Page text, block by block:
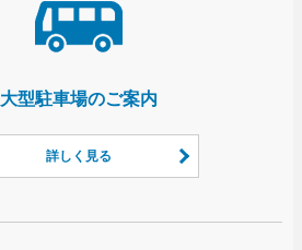
大型駐車場のご案内
詳しく見る